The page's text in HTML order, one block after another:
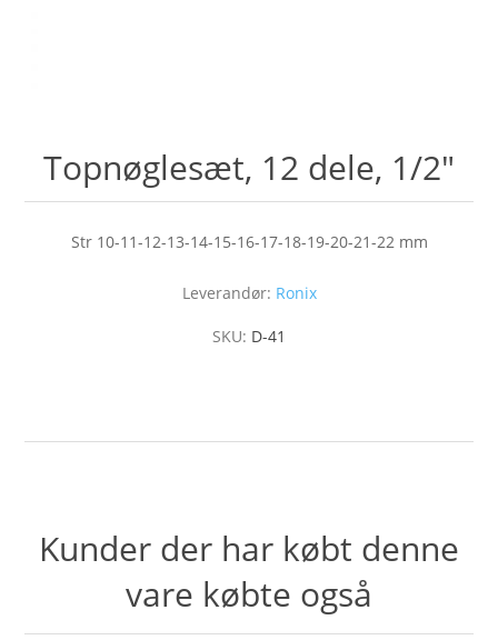
Topnøglesæt, 12 dele, 1/2"
Str 10-11-12-13-14-15-16-17-18-19-20-21-22 mm
Leverandør: Ronix
SKU: D-41
Kunder der har købt denne
vare købte også